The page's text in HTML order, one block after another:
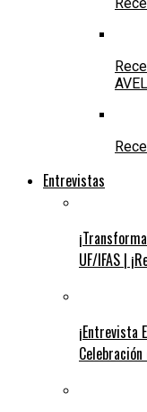
Entrevistas
UF/IFAS |
¡Entrevista